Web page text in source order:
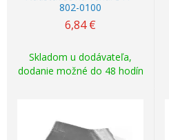
802-0100
6,84 €
Skladom u dodávateľa,
dodanie možné do 48 hodín